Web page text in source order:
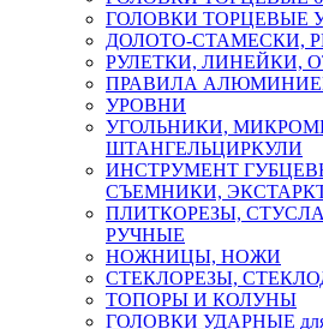
ГОЛОВКИ ТОРЦЕВЫЕ
ДОЛОТО-СТАМЕСКИ,
РУЛЕТКИ, ЛИНЕЙКИ,
ПРАВИЛА
УРОВНИ
УГОЛЬНИКИ,
ШТАНГЕЛЬЦИРКУЛИ
ИНСТРУМЕНТ
СЪЕМНИКИ,
ПЛИТКОРЕЗЫ,
РУЧНЫЕ
НОЖНИЦЫ, НОЖИ
СТЕКЛОРЕЗЫ,
ТОПОРЫ И КОЛУНЫ
ГОЛОВКИ УДАРНЫЕ